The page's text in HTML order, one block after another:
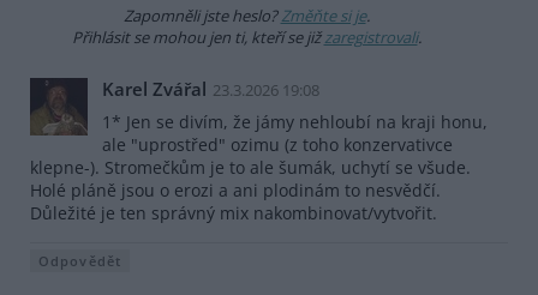
Zapomněli jste heslo?Změňte si je.
Přihlásit se mohou jen ti, kteří se jižzaregistrovali.
Karel Zvářal 23.3.2026 19:08
1* Jen se divím, že jámy nehloubí na kraji honu,
ale "uprostřed" ozimu (z toho konzervativce
klepne-). Stromečkům je to ale šumák, uchytí se všude.
Holé pláně jsou o erozi a ani plodinám to nesvědčí.
Důležité je ten správný mix nakombinovat/vytvořit.
Odpovědět